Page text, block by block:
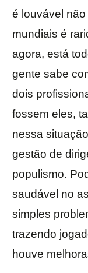
é louvável
mundiais é
agora, está
gente sabe
dois
fossem eles,
nessa
gestão de
populismo.
saudável no
simples
trazendo
houve